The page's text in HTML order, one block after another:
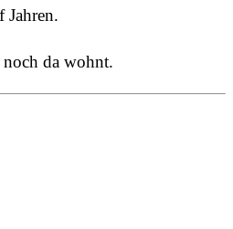
Jahren.
da wohnt.